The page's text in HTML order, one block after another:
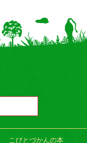
こびとづかんの本